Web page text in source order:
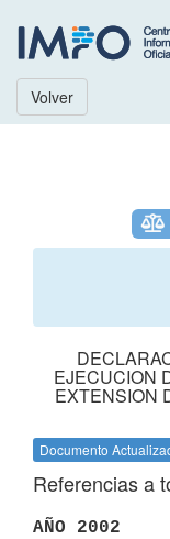
Volver
EJECUCION
EXTENSION
Documento
Referencias a
AÑO 2002